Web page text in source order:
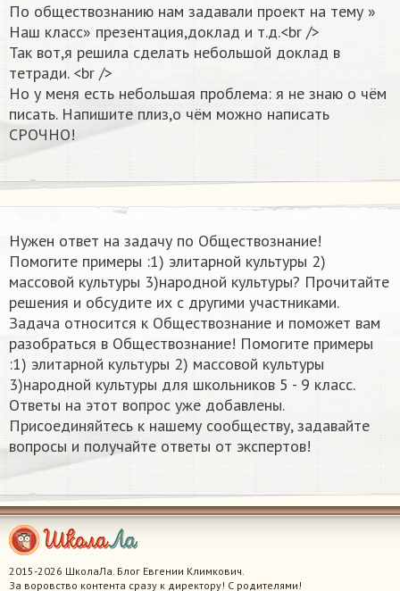
По обществознанию нам задавали проект на тему »
Наш класс» презентация,доклад и т.д.<br />
Так вот,я решила сделать небольшой доклад в
тетради. <br />
Но у меня есть небольшая проблема: я не знаю о чём
писать. Напишите плиз,о чём можно написать
СРОЧНО!
Нужен ответ на задачу по Обществознание!
Помогите примеры :1) элитарной культуры 2)
массовой культуры 3)народной культуры​? Прочитайте
решения и обсудите их с другими участниками.
Задача относится к Обществознание и поможет вам
разобраться в Обществознание! Помогите примеры
:1) элитарной культуры 2) массовой культуры
3)народной культуры​ для школьников 5 - 9 класс.
Ответы на этот вопрос уже добавлены.
Присоединяйтесь к нашему сообществу, задавайте
вопросы и получайте ответы от экспертов!
2015-2026 ШколаЛа. Блог Евгении Климкович.
За воровство контента сразу к директору! С родителями!